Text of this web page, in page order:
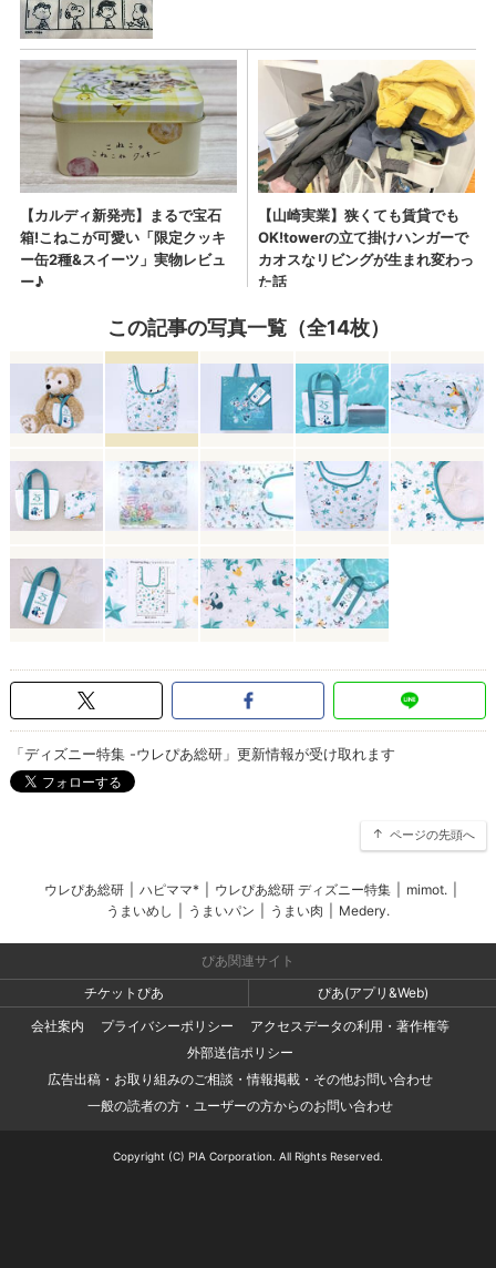
この記事の写真一覧（全14枚）
「ディズニー特集 -ウレぴあ総研」更新情報が受け取れます
ページの先頭へ
ウレぴあ総研 ハピママ* ウレぴあ総研 ディズニー特集 mimot.
うまいめし
うまいパン うまい肉 Medery.
ぴあ関連サイト
チケットぴあ
ぴあ(アプリ&Web)
会社案内
プライバシーポリシー
アクセスデータの利用・著作権等
外部送信ポリシー
広告出稿・お取り組みのご相談・情報掲載・その他お問い合わせ
一般の読者の方・ユーザーの方からのお問い合わせ
Copyright (C) PIA Corporation. All Rights Reserved.